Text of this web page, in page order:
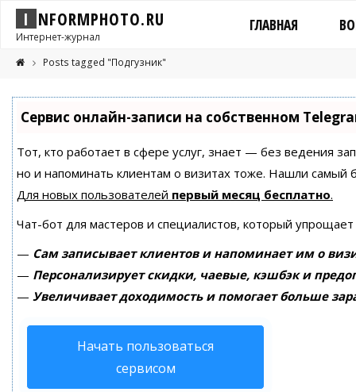
I NFORMPHOTO.RU
Интернет-журнал
ГЛАВНАЯ
Posts tagged "Подгузник"
Сервис онлайн-записи на собственном
Тот, кто работает в сфере услуг, знает — без ведения
но и напоминать клиентам о визитах тоже. Нашли
Для новых пользователей первый месяц бесплатно.
Чат-бот для мастеров и специалистов, который
— Сам записывает клиентов и напоминает им о
— Персонализирует скидки, чаевые, кэшбэк и
— Увеличивает доходимость и помогает больше
Начать пользоваться
сервисом